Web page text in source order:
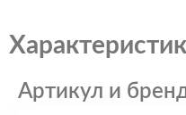
Артикул и